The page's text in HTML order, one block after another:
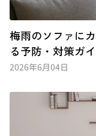
梅雨のソファに
る予防・対策ガ
2026年6月04日